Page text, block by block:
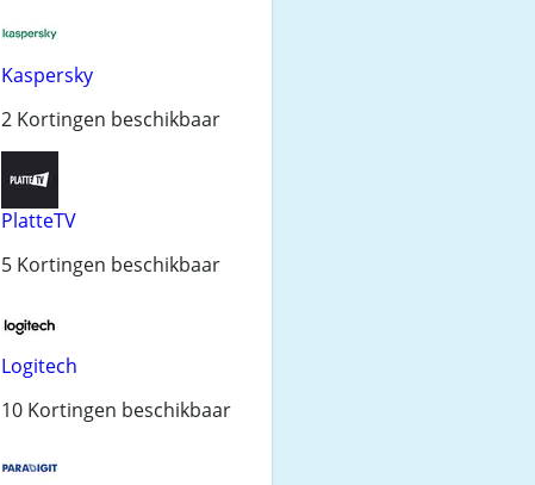
Kaspersky
2 Kortingen beschikbaar
PlatteTV
5 Kortingen beschikbaar
Logitech
10 Kortingen beschikbaar